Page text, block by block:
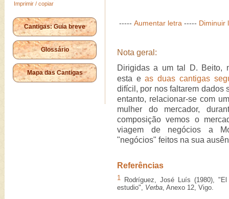
Imprimir / copiar
Cantigas: Guia breve
Glossário
Mapa das Cantigas
----- Aumentar letra ----- Diminuir
Nota geral:
Dirigidas a um tal D. Beito,
esta eas duas cantigas
difícil, por nos faltarem dados
entanto, relacionar-se com
mulher do mercador,
composição vemos o
viagem de negócios a
"negócios" feitos na sua
Referências
1
Rodríguez, José Luís (1980),
estudio", Verba, Anexo 12, Vigo.